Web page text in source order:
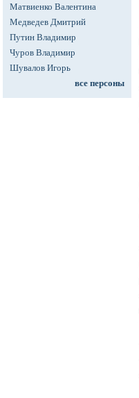
Матвиенко Валентина
Медведев Дмитрий
Путин Владимир
Чуров Владимир
Шувалов Игорь
все персоны